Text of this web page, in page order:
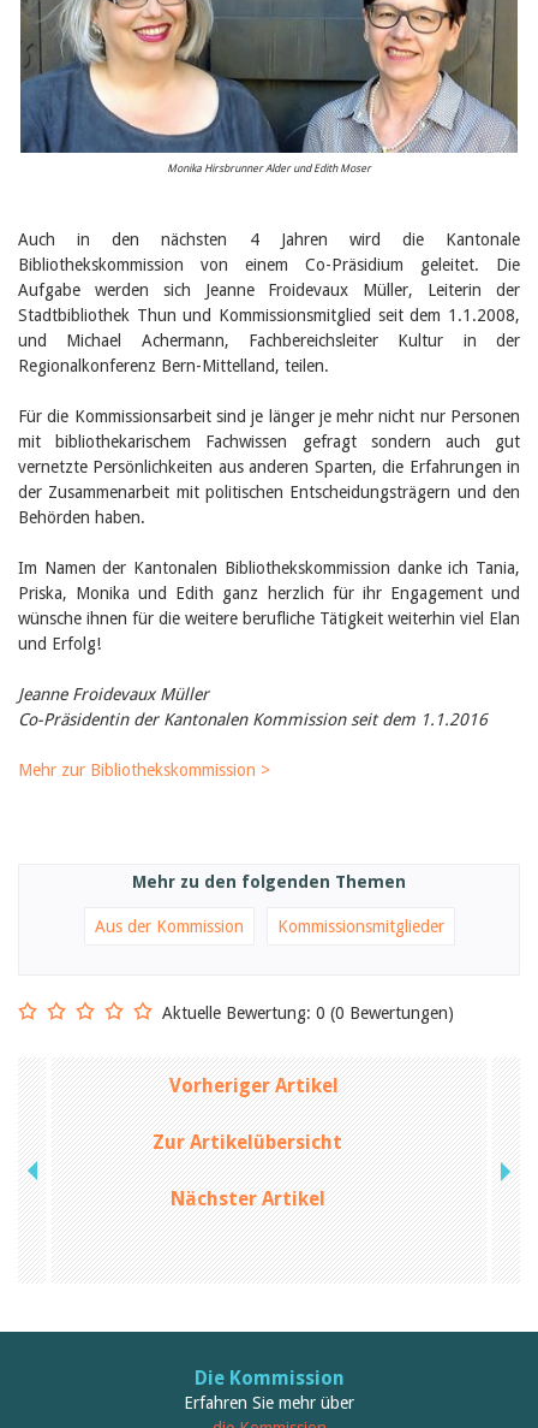
2016
2015
2014
2012
Monika Hirsbrunner Alder und Edith Moser
Auch in den nächsten 4 Jahren wird die Kantonale
Bibliothekskommission von einem Co-Präsidium geleitet. Die
Aufgabe werden sich Jeanne Froidevaux Müller, Leiterin der
Stadtbibliothek Thun und Kommissionsmitglied seit dem 1.1.2008,
und Michael Achermann, Fachbereichsleiter Kultur in der
Regionalkonferenz Bern-Mittelland, teilen.
Für die Kommissionsarbeit sind je länger je mehr nicht nur Personen
mit bibliothekarischem Fachwissen gefragt sondern auch gut
vernetzte Persönlichkeiten aus anderen Sparten, die Erfahrungen in
der Zusammenarbeit mit politischen Entscheidungsträgern und den
Behörden haben.
Im Namen der Kantonalen Bibliothekskommission danke ich Tania,
Priska, Monika und Edith ganz herzlich für ihr Engagement und
wünsche ihnen für die weitere berufliche Tätigkeit weiterhin viel Elan
und Erfolg!
Jeanne Froidevaux Müller
Co-Präsidentin der Kantonalen Kommission seit dem 1.1.2016
Mehr zur Bibliothekskommission >
Mehr zu den folgenden Themen
Aus der Kommission Kommissionsmitglieder
Aktuelle Bewertung: 0 (0 Bewertungen)
Vorheriger Artikel
Zur Artikelübersicht
Nächster Artikel
Die Kommission
Erfahren Sie mehr über